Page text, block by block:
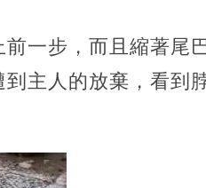
一步，而且縮著尾
主人的放棄，看到